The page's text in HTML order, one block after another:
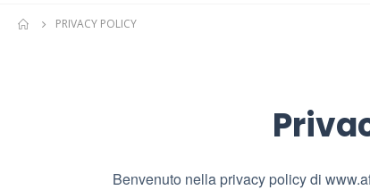
PRIVACY POLICY
Benvenuto nella privacy policy di